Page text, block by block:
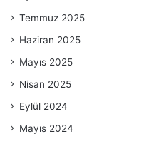
Temmuz 2025
Haziran 2025
Mayıs 2025
Nisan 2025
Eylül 2024
Mayıs 2024